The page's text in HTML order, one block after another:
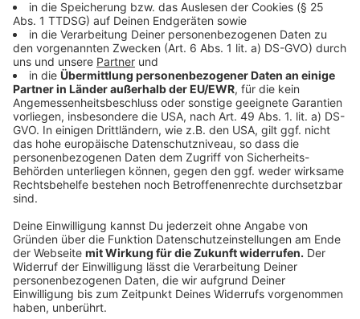
Mit der neuen Single "Sunny Baby" und dem
kommenden Album kehren The Kooks zu ihren Indie-
Wurzeln zurück. Pritchard erklärt, dass das Album eine
Mischung aus nostalgischen Klängen und modernen
Einflüssen ist. Die Single vermittelt ein Gefühl von
Sommer und Freiheit, inspiriert von persönlichen
Erlebnissen und der Geburt seines ersten Kindes. The
Kooks sind bereit, ihre Musik auf der bevorstehenden
US- und Europa-Tour zu präsentieren. Pritchard freut
sich darauf, sowohl alte als auch neue Fans zu treffen.
auch bei jüngeren Generationen Anklang findet und
sieht darin eine Bestätigung für die zeitlose Qualität
ihrer Songs.
Anzeige